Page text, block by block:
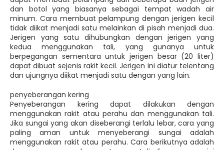
dan botol yang biasanya sebagai tempat wadah air
minum. Cara membuat pelampung dengan jerigen kecil
tidak diikat menjadi satu melainkan di pisah menjadi dua.
Jerigen yang satu dihubungkan dengan jerigen yang
kedua menggunakan tali, yang gunanya untuk
berpegangan sementara untuk jerigen besar (20 liter)
dapat dibuat sejenis rakit kecil. Jerigen ini diatur telentang
dan ujungnya diikat menjadi satu dengan yang lain.
penyeberangan kering
Penyeberangan kering dapat dilakukan dengan
menggunakan rakit atau perahu dan menggunakan tali.
Jika sungai yang akan diseberangi terlalu lebar, cara yang
paling aman untuk menyeberangi sungai adalah
menggunakan rakit atau perahu. Cara berikutnya adalah